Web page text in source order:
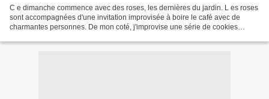
C e dimanche commence avec des roses, les dernières du jardin. L es roses
sont accompagnées d'une invitation improvisée à boire le café avec de
charmantes personnes. De mon coté, j'improvise une série de cookies